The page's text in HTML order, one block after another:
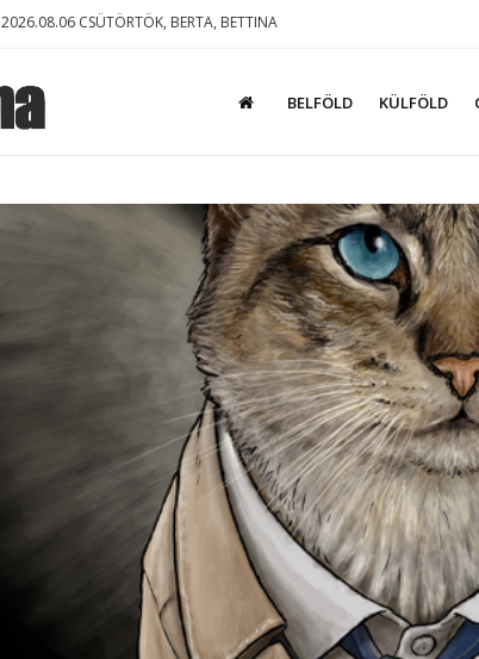
2026.08.06 CSÜTÖRTÖK, BERTA, BETTINA
BELFÖLD KÜLFÖLD